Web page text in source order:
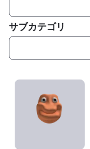
サブカテゴリ